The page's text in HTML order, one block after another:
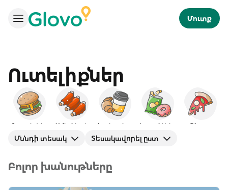
Մուտք
Ուտելիքներ
Բուրգերներ Ամերիկյան Նախաճաշ Խորտիկներ Պիցցա
Սննդի տեսակ Տեսակավորել ըստ
Բոլոր խանութները